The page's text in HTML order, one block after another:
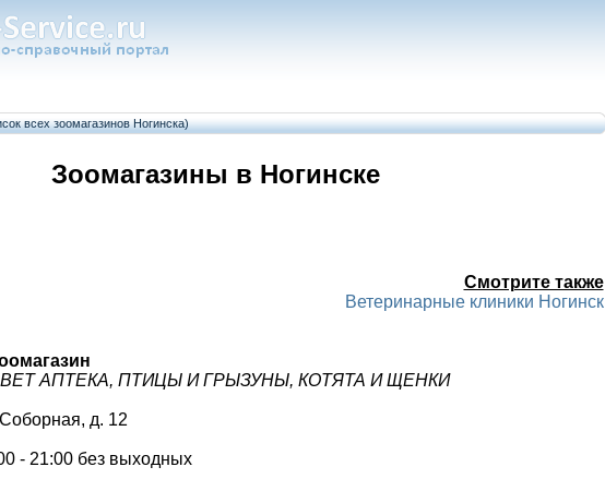
всех зоомагазинов Ногинска)
Зоомагазины в Ногинске
Смотрите также
Ветеринарные клиники Ногинск
АПТЕКА, ПТИЦЫ И ГРЫЗУНЫ, КОТЯТА И ЩЕНКИ
д. 12
- 21:00 без выходных